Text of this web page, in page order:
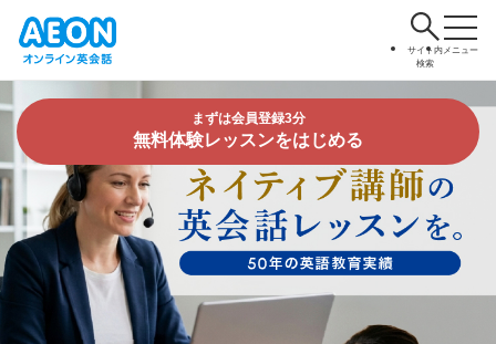
サイト内
検索
メニュー
まずは会員登録3分
無料体験レッスンをはじめる